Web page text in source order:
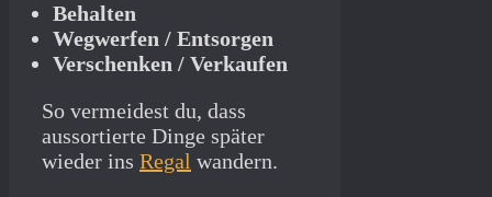
Behalten
Wegwerfen / Entsorgen
Verschenken / Verkaufen
So vermeidest du, dass
aussortierte Dinge später
wieder ins Regal wandern.